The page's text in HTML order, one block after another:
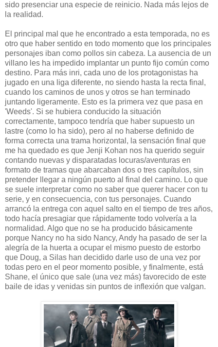
sido presenciar una especie de reinicio. Nada más lejos de
la realidad.
El principal mal que he encontrado a esta temporada, no es
otro que haber sentido en todo momento que los principales
personajes iban como pollos sin cabeza. La ausencia de un
villano les ha impedido implantar un punto fijo común como
destino. Para más inri, cada uno de los protagonistas ha
jugado en una liga diferente, no siendo hasta la recta final,
cuando los caminos de unos y otros se han terminado
juntando ligeramente. Esto es la primera vez que pasa en
'Weeds'. Si se hubiera conducido la situación
correctamente, tampoco tendría que haber supuesto un
lastre (como lo ha sido), pero al no haberse definido de
forma correcta una trama horizontal, la sensación final que
me ha quedado es que Jenji Kohan nos ha querido seguir
contando nuevas y disparatadas locuras/aventuras en
formato de tramas que abarcaban dos o tres capítulos, sin
pretender llegar a ningún puerto al final del camino. Lo que
se suele interpretar como no saber que querer hacer con tu
serie, y en consecuencia, con tus personajes. Cuando
arrancó la entrega con aquel salto en el tiempo de tres años,
todo hacía presagiar que rápidamente todo volvería a la
normalidad. Algo que no se ha producido básicamente
porque Nancy no ha sido Nancy, Andy ha pasado de ser la
alegría de la huerta a ocupar el mismo puesto de estorbo
que Doug, a Silas han decidido darle uso de una vez por
todas pero en el peor momento posible, y finalmente, está
Shane, el único que sale (una vez más) favorecido de este
baile de idas y venidas sin puntos de inflexión que valgan.